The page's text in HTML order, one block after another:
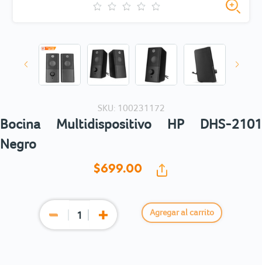
SKU: 100231172
Bocina Multidispositivo HP DHS-2101
Negro
$699.00
Agregar al carrito